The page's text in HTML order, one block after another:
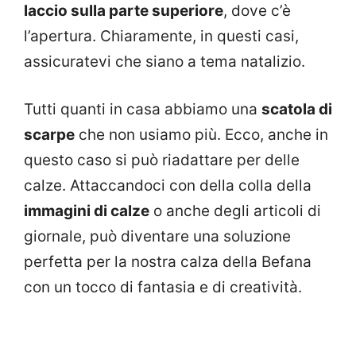
laccio sulla parte superiore, dove c’è
l’apertura. Chiaramente, in questi casi,
assicuratevi che siano a tema natalizio.
Tutti quanti in casa abbiamo una scatola di
scarpe che non usiamo più. Ecco, anche in
questo caso si può riadattare per delle
calze. Attaccandoci con della colla della
immagini di calze o anche degli articoli di
giornale, può diventare una soluzione
perfetta per la nostra calza della Befana
con un tocco di fantasia e di creatività.